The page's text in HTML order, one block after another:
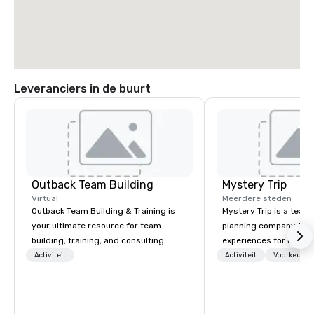
Leveranciers in de buurt
Outback Team Building
Virtual
Outback Team Building & Training is
your ultimate resource for team
building, training, and consulting.
Recommended by over 30,000+
Activiteit
Mystery Trip
Meerdere steden
Mystery Trip is a
planning company
experiences for our
"mystery" is that
Activiteit